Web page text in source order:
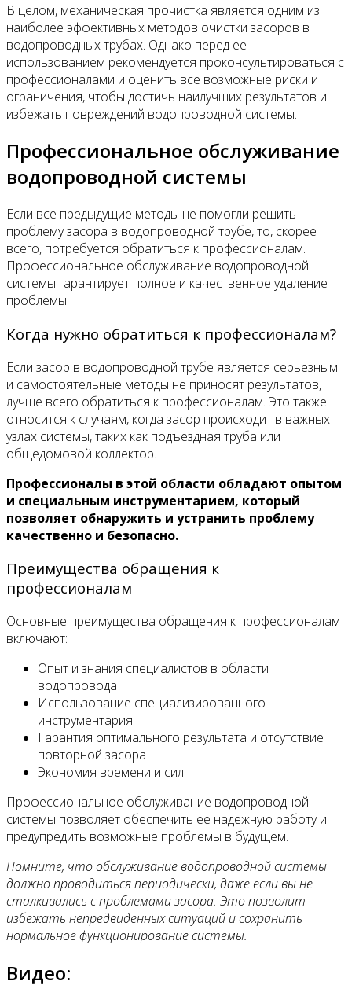
В целом, механическая прочистка является одним из
наиболее эффективных методов очистки засоров в
водопроводных трубах. Однако перед ее
использованием рекомендуется проконсультироваться с
профессионалами и оценить все возможные риски и
ограничения, чтобы достичь наилучших результатов и
избежать повреждений водопроводной системы.
Профессиональное обслуживание
водопроводной системы
Если все предыдущие методы не помогли решить
проблему засора в водопроводной трубе, то, скорее
всего, потребуется обратиться к профессионалам.
Профессиональное обслуживание водопроводной
системы гарантирует полное и качественное удаление
проблемы.
Когда нужно обратиться к профессионалам?
Если засор в водопроводной трубе является серьезным
и самостоятельные методы не приносят результатов,
лучше всего обратиться к профессионалам. Это также
относится к случаям, когда засор происходит в важных
узлах системы, таких как подъездная труба или
общедомовой коллектор.
Профессионалы в этой области обладают опытом
и специальным инструментарием, который
позволяет обнаружить и устранить проблему
качественно и безопасно.
Преимущества обращения к
профессионалам
Основные преимущества обращения к профессионалам
включают:
Опыт и знания специалистов в области
водопровода
Использование специализированного
инструментария
Гарантия оптимального результата и отсутствие
повторной засора
Экономия времени и сил
Профессиональное обслуживание водопроводной
системы позволяет обеспечить ее надежную работу и
предупредить возможные проблемы в будущем.
Помните, что обслуживание водопроводной системы
должно проводиться периодически, даже если вы не
сталкивались с проблемами засора. Это позволит
избежать непредвиденных ситуаций и сохранить
нормальное функционирование системы.
Видео: